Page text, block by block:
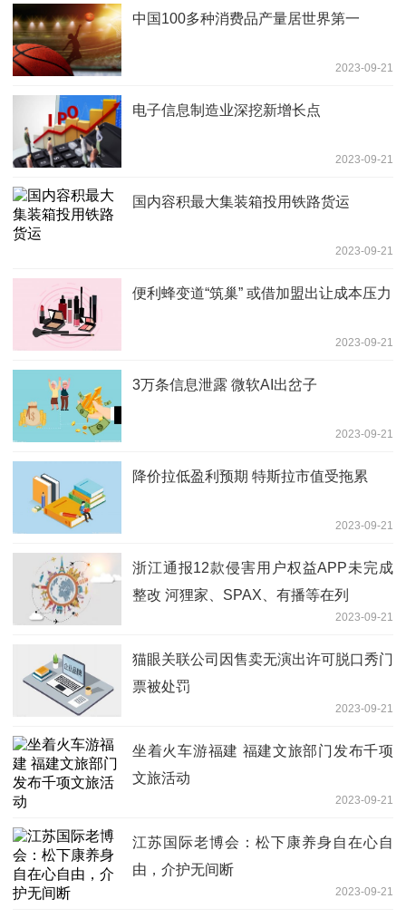
中国100多种消费品产量居世界第一
2023-09-21
电子信息制造业深挖新增长点
2023-09-21
国内容积最大集装箱投用铁路货运
2023-09-21
便利蜂变道“筑巢” 或借加盟出让成本压力
2023-09-21
3万条信息泄露 微软AI出岔子
2023-09-21
降价拉低盈利预期 特斯拉市值受拖累
2023-09-21
浙江通报12款侵害用户权益APP未完成
整改 河狸家、SPAX、有播等在列
2023-09-21
猫眼关联公司因售卖无演出许可脱口秀门
票被处罚
2023-09-21
坐着火车游福建 福建文旅部门发布千项
文旅活动
2023-09-21
江苏国际老博会：松下康养身自在心自
由，介护无间断
2023-09-21